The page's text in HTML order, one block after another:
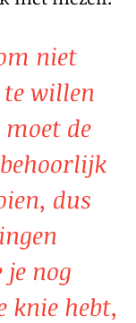
niet
te willen
de
dus
je nog
knie hebt,